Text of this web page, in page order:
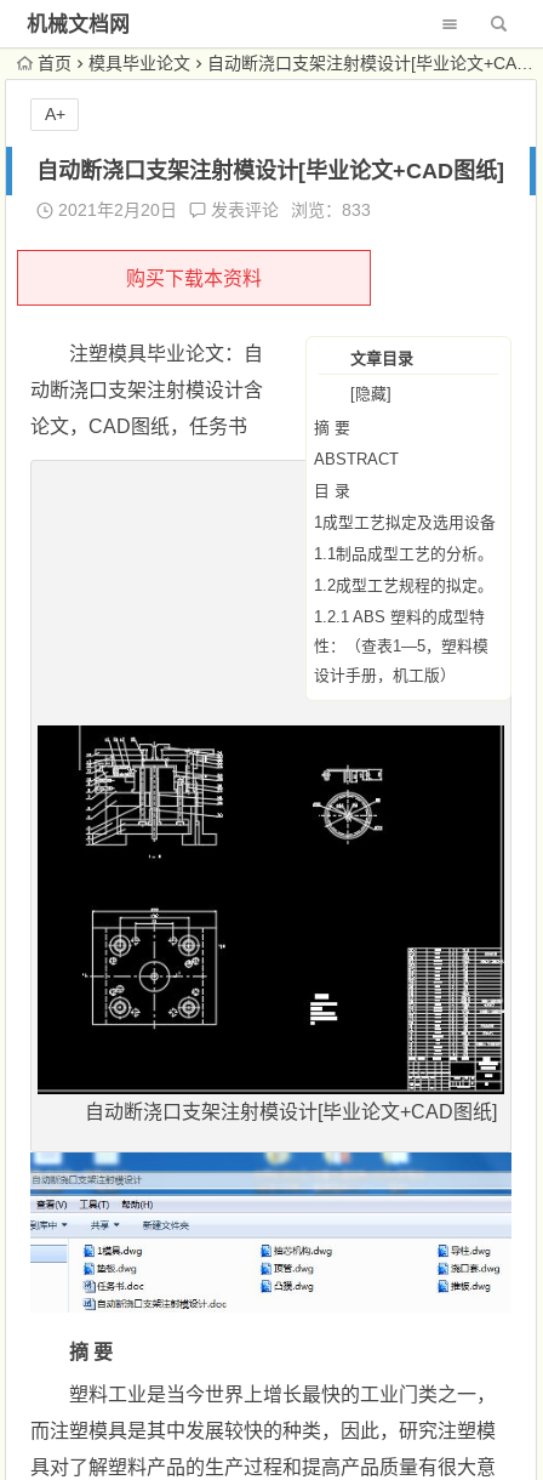
机械文档网
首页 模具毕业论文 自动断浇口支架注射模设计[毕业论文+CAD图纸]
自动断浇口支架注射模设计[毕业论文+CAD图纸]
2021年2月20日 发表评论 浏览：833
购买下载本资料
文章目录
[隐藏]
摘 要
ABSTRACT
目 录
1成型工艺拟定及选用设备
1.1制品成型工艺的分析。
1.2成型工艺规程的拟定。
1.2.1 ABS 塑料的成型特
性：（查表1—5，塑料模
设计手册，机工版）
注塑模具毕业论文：自
动断浇口支架注射模设计含
论文，CAD图纸，任务书
自动断浇口支架注射模设计[毕业论文+CAD图纸]
摘 要
塑料工业是当今世界上增长最快的工业门类之一，
而注塑模具是其中发展较快的种类，因此，研究注塑模
具对了解塑料产品的生产过程和提高产品质量有很大意
A+